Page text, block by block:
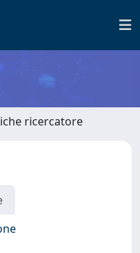
ricercatore